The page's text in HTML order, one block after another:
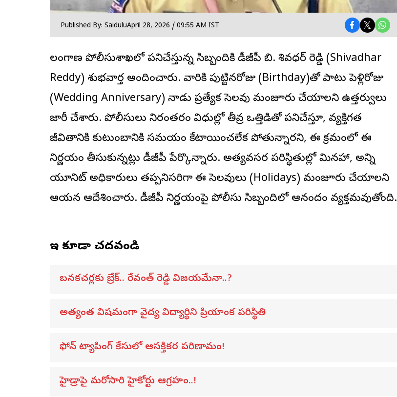
Published By: SaiduluApril 28, 2026 / 09:55 AM IST
తెలంగాణ పోలీసుశాఖలో పనిచేస్తున్న సిబ్బందికి డీజీపీ బి. శివధర్ రెడ్డి (Shivadhar
Reddy) శుభవార్త అందించారు. వారికి పుట్టినరోజు (Birthday)తో పాటు పెళ్లిరోజు
(Wedding Anniversary) నాడు ప్రత్యేక సెలవు మంజూరు చేయాలని ఉత్తర్వులు
జారీ చేశారు. పోలీసులు నిరంతరం విధుల్లో తీవ్ర ఒత్తిడితో పనిచేస్తూ, వ్యక్తిగత
జీవితానికి కుటుంబానికి సమయం కేటాయించలేక పోతున్నారని, ఈ క్రమంలో ఈ
నిర్ణయం తీసుకున్నట్లు డీజీపీ పేర్కొన్నారు. అత్యవసర పరిస్థితుల్లో మినహా, అన్ని
యూనిట్ అధికారులు తప్పనిసరిగా ఈ సెలవులు (Holidays) మంజూరు చేయాలని
ఆయన ఆదేశించారు. డీజీపీ నిర్ణయంపై పోలీసు సిబ్బందిలో ఆనందం వ్యక్తమవుతోంది.
ఇవి కూడా చదవండి
బనకచర్లకు బ్రేక్.. రేవంత్ రెడ్డి విజయమేనా..?
అత్యంత విషమంగా వైద్య విద్యార్థిని ప్రియాంక పరిస్థితి
ఫోన్ ట్యాపింగ్ కేసులో ఆసక్తికర పరిణామం!
హైడ్రాపై మరోసారి హైకోర్టు ఆగ్రహం..!